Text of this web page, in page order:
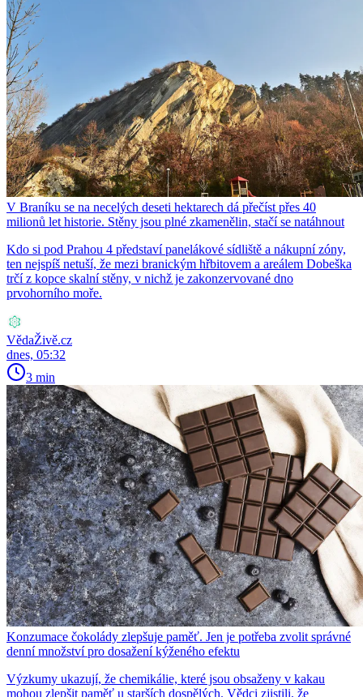
V Braníku se na necelých deseti hektarech dá přečíst přes 40
milionů let historie. Stěny jsou plné zkamenělin, stačí se natáhnout
Kdo si pod Prahou 4 představí panelákové sídliště a nákupní zóny,
ten nejspíš netuší, že mezi branickým hřbitovem a areálem Dobeška
trčí z kopce skalní stěny, v nichž je zakonzervované dno
prvohorního moře.
VědaŽivě.cz
dnes, 05:32
3 min
Konzumace čokolády zlepšuje paměť. Jen je potřeba zvolit správné
denní množství pro dosažení kýženého efektu
Výzkumy ukazují, že chemikálie, které jsou obsaženy v kakau
mohou zlepšit paměť u starších dospělých. Vědci zjistili, že